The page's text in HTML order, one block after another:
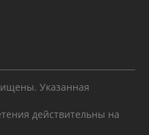
Указанная
действительны на